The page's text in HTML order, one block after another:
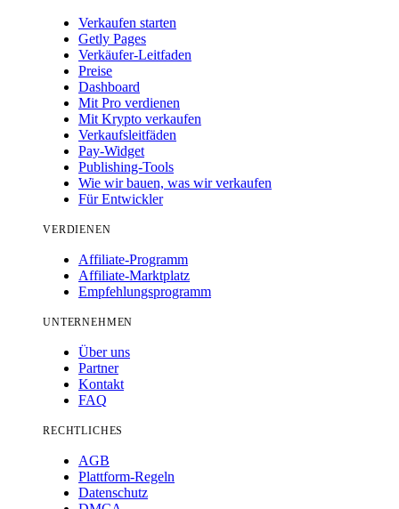
Verkaufen starten
Getly Pages
Verkäufer-Leitfaden
Preise
Dashboard
Mit Pro verdienen
Mit Krypto verkaufen
Verkaufsleitfäden
Pay-Widget
Publishing-Tools
Wie wir bauen, was wir verkaufen
Für Entwickler
VERDIENEN
Affiliate-Programm
Affiliate-Marktplatz
Empfehlungsprogramm
UNTERNEHMEN
Über uns
Partner
Kontakt
FAQ
RECHTLICHES
AGB
Plattform-Regeln
Datenschutz